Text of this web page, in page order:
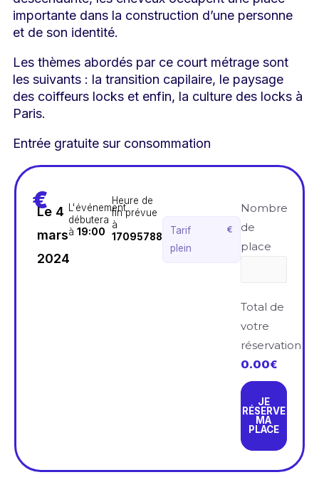
importante dans la construction d’une personne
et de son identité.
Les thèmes abordés par ce court métrage sont
les suivants : la transition capilaire, le paysage
des coiffeurs locks et enfin, la culture des locks à
Paris.
Entrée gratuite sur consommation
€
Le 4
mars
2024
L'événement
débutera
à 19:00
Heure de
fin prévue
à
1709578800
Tarif
plein
€
Nombre
de
place
Total de
votre
réservation
0.00€
JE
RÉSERVE
MA
PLACE